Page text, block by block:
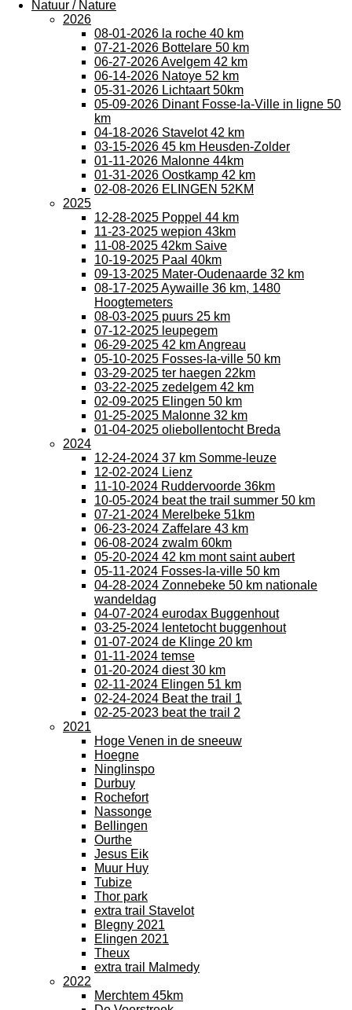
Natuur / Nature
2026
08-01-2026 la roche 40 km
07-21-2026 Bottelare 50 km
06-27-2026 Avelgem 42 km
06-14-2026 Natoye 52 km
05-31-2026 Lichtaart 50km
05-09-2026 Dinant Fosse-la-Ville in ligne 50
km
04-18-2026 Stavelot 42 km
03-15-2026 45 km Heusden-Zolder
01-11-2026 Malonne 44km
01-31-2026 Oostkamp 42 km
02-08-2026 ELINGEN 52KM
2025
12-28-2025 Poppel 44 km
11-23-2025 wepion 43km
11-08-2025 42km Saive
10-19-2025 Paal 40km
09-13-2025 Mater-Oudenaarde 32 km
08-17-2025 Aywaille 36 km, 1480
Hoogtemeters
08-03-2025 puurs 25 km
07-12-2025 leupegem
06-29-2025 42 km Angreau
05-10-2025 Fosses-la-ville 50 km
03-29-2025 ter haegen 22km
03-22-2025 zedelgem 42 km
02-09-2025 Elingen 50 km
01-25-2025 Malonne 32 km
01-04-2025 oliebollentocht Breda
2024
12-24-2024 37 km Somme-leuze
12-02-2024 Lienz
11-10-2024 Ruddervoorde 36km
10-05-2024 beat the trail summer 50 km
07-21-2024 Merelbeke 51km
06-23-2024 Zaffelare 43 km
06-08-2024 zwalm 60km
05-20-2024 42 km mont saint aubert
05-11-2024 Fosses-la-ville 50 km
04-28-2024 Zonnebeke 50 km nationale
wandeldag
04-07-2024 eurodax Buggenhout
03-25-2024 lentetocht buggenhout
01-07-2024 de Klinge 20 km
01-11-2024 temse
01-20-2024 diest 30 km
02-11-2024 Elingen 51 km
02-24-2024 Beat the trail 1
02-25-2023 beat the trail 2
2021
Hoge Venen in de sneeuw
Hoegne
Ninglinspo
Durbuy
Rochefort
Nassonge
Bellingen
Ourthe
Jesus Eik
Muur Huy
Tubize
Thor park
extra trail Stavelot
Blegny 2021
Elingen 2021
Theux
extra trail Malmedy
2022
Merchtem 45km